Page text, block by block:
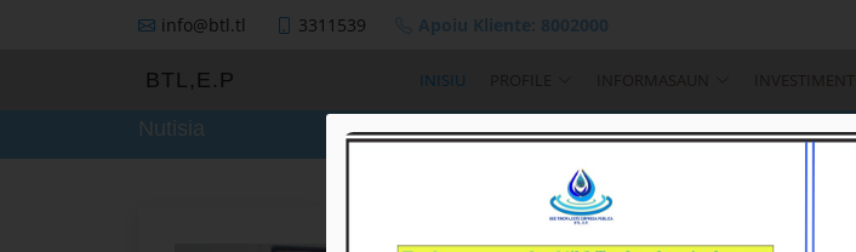
info@btl.tl 3311539 Apoiu Kliente: 8002000
BTL,E.P INISIU PROFILE INFORMASAUN INVESTIMENTU
Nutisia